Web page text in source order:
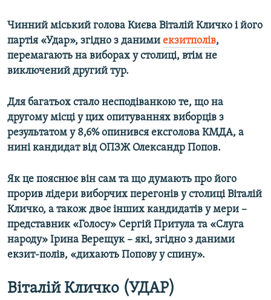
ДОЛУЧАЙСЯ!
Усі сайти RFE/RL
Чинний міський голова Києва Віталій Кличко і його
партія «Удар», згідно з даними екзитполів,
перемагають на виборах у столиці, втім не
виключений другий тур.
Для багатьох стало несподіванкою те, що на
другому місці у цих опитуваннях виборців з
результатом у 8,6% опинився ексголова КМДА, а
нині кандидат від ОПЗЖ Олександр Попов.
Як це пояснює він сам та що думають про його
прорив лідери виборчих перегонів у столиці Віталій
Кличко, а також двоє інших кандидатів у мери –
представник «Голосу» Сергій Притула та «Слуга
народу» Ірина Верещук – які, згідно з даними
екзит-полів, «дихають Попову у спину».
Віталій Кличко (УДАР)